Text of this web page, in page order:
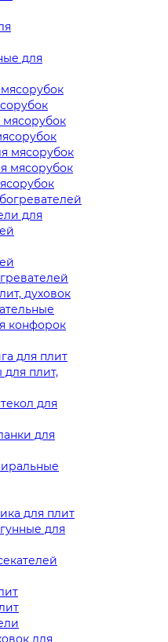
для
мясорубок
мясорубок
для
духовок
конфорок
для плит
для плит,
для
для
для плит
для
для